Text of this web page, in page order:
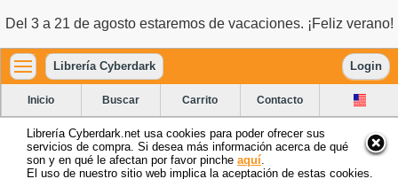
Del 3 a 21 de agosto estaremos de vacaciones. ¡Feliz verano!
Librería Cyberdark Login
Inicio Buscar Carrito Contacto
Librería Cyberdark.net usa cookies para poder ofrecer sus
servicios de compra. Si desea más información acerca de qué
son y en qué le afectan por favor pinche aquí
El uso de nuestro sitio web implica la aceptación de estas cookies.